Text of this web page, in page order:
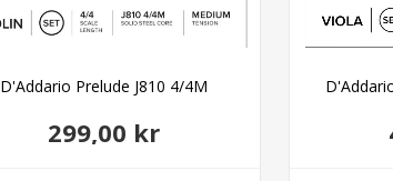
D'Addario Prelude J810 4/4M
299,00 kr